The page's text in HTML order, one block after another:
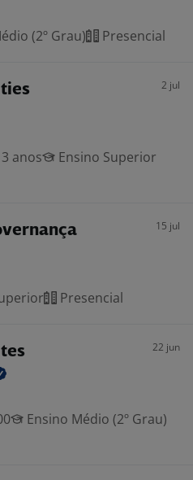
(2º Grau) Presencial
2 jul
anos
Ensino Superior
15 jul
Presencial
22 jun
Ensino Médio (2º Grau)